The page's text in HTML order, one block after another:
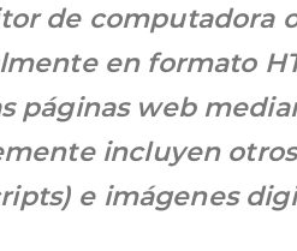
de computadora
en formato
páginas web
incluyen
e imágenes